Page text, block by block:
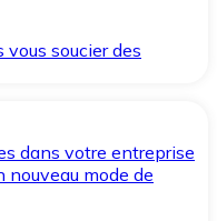
soucier des
dans votre entreprise
mode de